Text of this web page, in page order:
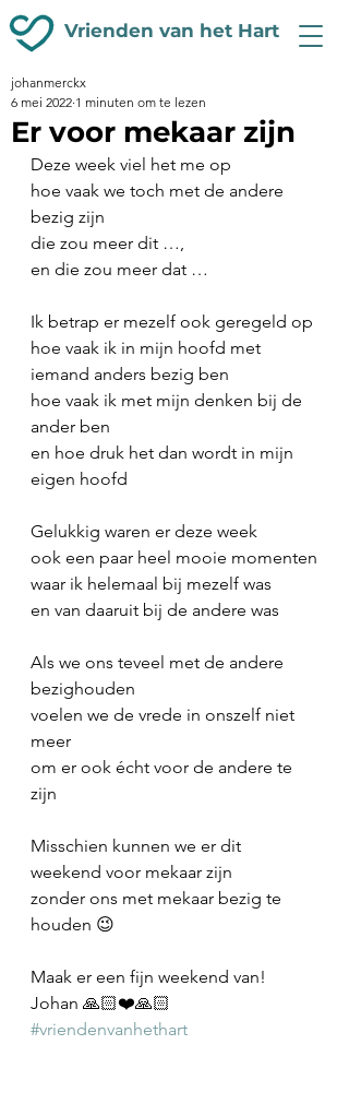
Vrienden van het Hart
Er voor mekaar zijn
johanmerckx
6 mei 2022 1 minuten om te lezen
Deze week viel het me op
hoe vaak we toch met de andere
bezig zijn
die zou meer dit …,
en die zou meer dat …
Ik betrap er mezelf ook geregeld op
hoe vaak ik in mijn hoofd met
iemand anders bezig ben
hoe vaak ik met mijn denken bij de
ander ben
en hoe druk het dan wordt in mijn
eigen hoofd
Gelukkig waren er deze week
ook een paar heel mooie momenten
waar ik helemaal bij mezelf was
en van daaruit bij de andere was
Als we ons teveel met de andere
bezighouden
voelen we de vrede in onszelf niet
meer
om er ook écht voor de andere te
zijn
Misschien kunnen we er dit
weekend voor mekaar zijn
zonder ons met mekaar bezig te
houden 😉
Maak er een fijn weekend van!
Johan 🙏🏻❤️🙏🏻
#vriendenvanhethart